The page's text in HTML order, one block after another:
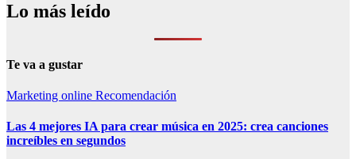
Lo más leído
Te va a gustar
Marketing online Recomendación
Las 4 mejores IA para crear música en 2025: crea canciones
increíbles en segundos